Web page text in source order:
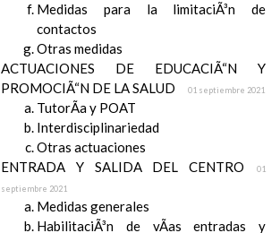
Medidas para la limitaciÃ³n de
contactos
Otras medidas
ACTUACIONES DE EDUCACIÃ“N Y
PROMOCIÃ“N DE LA SALUD
01 septiembre 2021
TutorÃ­a y POAT
Interdisciplinariedad
Otras actuaciones
ENTRADA Y SALIDA DEL CENTRO
01
septiembre 2021
Medidas generales
HabilitaciÃ³n de vÃ­as entradas y